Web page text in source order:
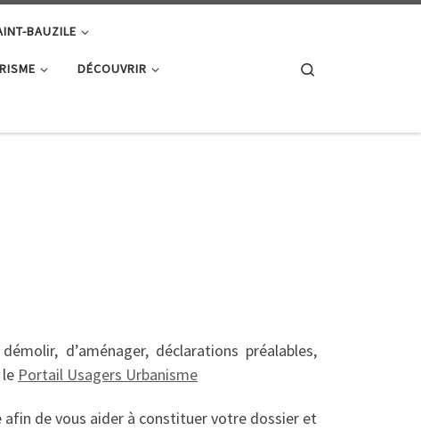
BAUZILE
DÉCOUVRIR
d’aménager, déclarations préalables,
Portail Usagers Urbanisme
de vous aider à constituer votre dossier et